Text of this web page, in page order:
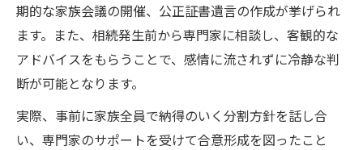
期的な家族会議の開催、公正証書遺言の作成が挙げられ
ます。また、相続発生前から専門家に相談し、客観的な
アドバイスをもらうことで、感情に流されずに冷静な判
断が可能となります。
実際、事前に家族全員で納得のいく分割方針を話し合
い、専門家のサポートを受けて合意形成を図ったこと